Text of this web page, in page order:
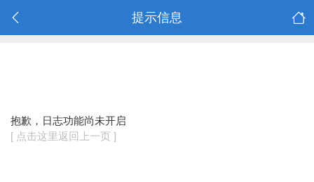
提示信息
抱歉，日志功能尚未开启
[ 点击这里返回上一页 ]